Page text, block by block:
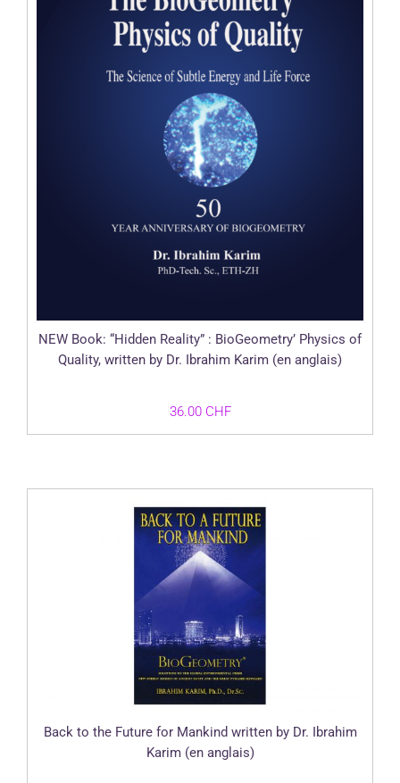
NEW Book: “Hidden Reality” : BioGeometry’ Physics of
Quality, written by Dr. Ibrahim Karim (en anglais)
36.00 CHF
Back to the Future for Mankind written by Dr. Ibrahim
Karim (en anglais)